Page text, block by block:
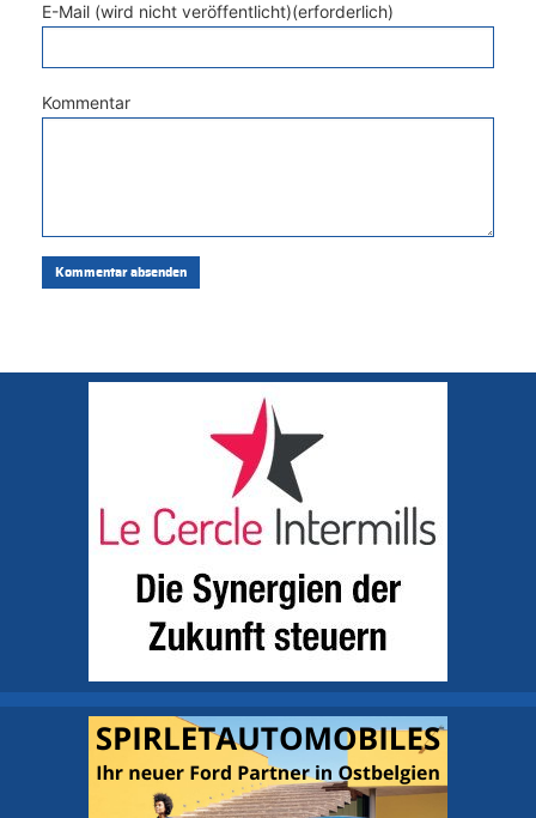
E-Mail (wird nicht veröffentlicht)(erforderlich)
Kommentar